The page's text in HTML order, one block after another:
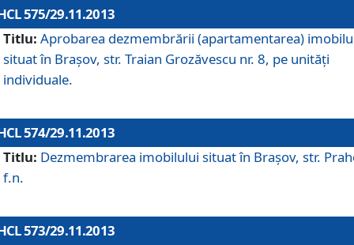
575/29.11.2013
Titlu: Aprobarea dezmembrării (apartamentarea)
situat în Braşov, str. Traian Grozăvescu nr. 8, pe unităţi
individuale.
574/29.11.2013
Titlu: Dezmembrarea imobilului situat în Braşov, str.
f.n.
573/29.11.2013